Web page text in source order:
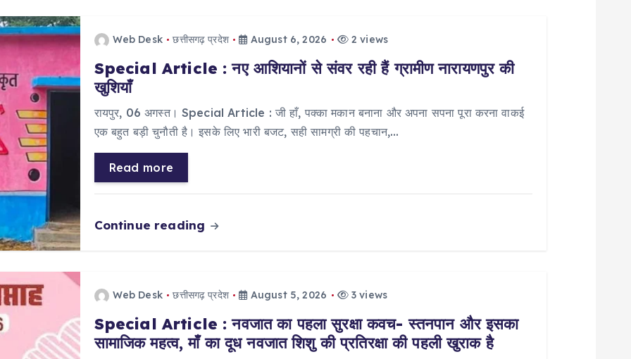
Web Desk छत्तीसगढ़ प्रदेश August 6, 2026 2 views
Special Article : नए आशियानों से संवर रही हैं ग्रामीण नारायणपुर की
खुशियाँ
​रायपुर, 06 अगस्त। Special Article : जी हाँ, पक्का मकान बनाना और अपना सपना पूरा करना वाकई
एक बहुत बड़ी चुनौती है। इसके लिए भारी बजट, सही सामग्री की पहचान,…
Read more
Continue reading
Web Desk छत्तीसगढ़ प्रदेश August 5, 2026 3 views
Special Article : नवजात का पहला सुरक्षा कवच- स्तनपान और इसका
सामाजिक महत्व, माँ का दूध नवजात शिशु की प्रतिरक्षा की पहली खुराक है